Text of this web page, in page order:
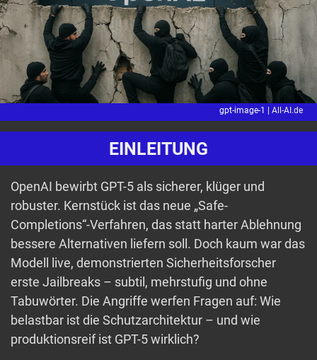
gpt-image-1 | All-AI.de
EINLEITUNG
OpenAI bewirbt GPT-5 als sicherer, klüger und
robuster. Kernstück ist das neue „Safe-
Completions“-Verfahren, das statt harter Ablehnung
bessere Alternativen liefern soll. Doch kaum war das
Modell live, demonstrierten Sicherheitsforscher
erste Jailbreaks – subtil, mehrstufig und ohne
Tabuwörter. Die Angriffe werfen Fragen auf: Wie
belastbar ist die Schutzarchitektur – und wie
produktionsreif ist GPT-5 wirklich?